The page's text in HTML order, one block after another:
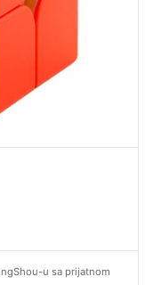
u sa prijatnom